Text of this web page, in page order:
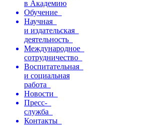
в Академию
Обучение
Научная
и издательская
деятельность
Международное
сотрудничество
Воспитательная
и социальная
работа
Новости
Пресс-
служба
Контакты